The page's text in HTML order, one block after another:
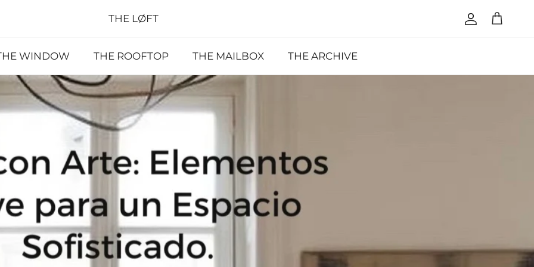
THE LØFT Account
Cart
WINDOW THE ROOFTOP THE MAILBOX THE ARCHIVE